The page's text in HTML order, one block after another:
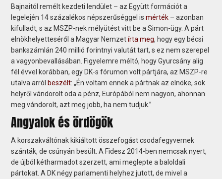
Bajnaitól remélt kezdeti lendület – az Együtt formációt a
legelején 14 százalékos népszerűséggel ismérték – azonban
kifulladt, s az MSZP-nek mélyütést vitt be a Simon-ügy. A párt
elnökhelyetteséről a Magyar Nemzetírta meg, hogy egy bécsi
bankszámlán 240 millió forintnyi valutát tart, s ez nem szerepel
a vagyonbevallásában. Figyelemre méltó, hogy Gyurcsány alig
fél évvel korábban, egy DK-s fórumon volt pártjára, az MSZP-re
utalva arról beszélt: „Én voltam ennek a pártnak az elnöke, sok
helyről vándorolt oda a pénz, Európából nem nagyon, ahonnan
meg vándorolt, azt meg jobb, ha nem tudjuk.”
Angyalok és ördögök
A korszakváltónak kikiáltott összefogást csodafegyvernek
szánták, de csúnyán besült. A Fidesz 2014-ben nemcsak nyert,
de újból kétharmadot szerzett, ami meglepte a baloldali
pártokat. A DK négy parlamenti helyhez jutott, de mivel a